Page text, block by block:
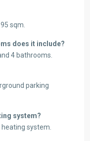
sqm.
does it include?
4 bathrooms.
parking
system?
system.